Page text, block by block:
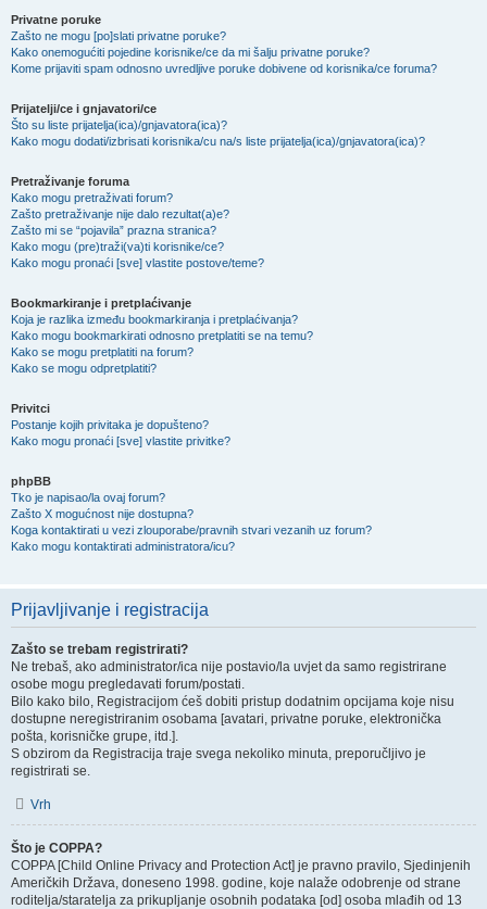
Privatne poruke
Zašto ne mogu [po]slati privatne poruke?
Kako onemogućiti pojedine korisnike/ce da mi šalju privatne poruke?
Kome prijaviti spam odnosno uvredljive poruke dobivene od korisnika/ce foruma?
Prijatelji/ce i gnjavatori/ce
Što su liste prijatelja(ica)/gnjavatora(ica)?
Kako mogu dodati/izbrisati korisnika/cu na/s liste prijatelja(ica)/gnjavatora(ica)?
Pretraživanje foruma
Kako mogu pretraživati forum?
Zašto pretraživanje nije dalo rezultat(a)e?
Zašto mi se “pojavila” prazna stranica?
Kako mogu (pre)traži(va)ti korisnike/ce?
Kako mogu pronaći [sve] vlastite postove/teme?
Bookmarkiranje i pretplaćivanje
Koja je razlika između bookmarkiranja i pretplaćivanja?
Kako mogu bookmarkirati odnosno pretplatiti se na temu?
Kako se mogu pretplatiti na forum?
Kako se mogu odpretplatiti?
Privitci
Postanje kojih privitaka je dopušteno?
Kako mogu pronaći [sve] vlastite privitke?
phpBB
Tko je napisao/la ovaj forum?
Zašto X mogućnost nije dostupna?
Koga kontaktirati u vezi zlouporabe/pravnih stvari vezanih uz forum?
Kako mogu kontaktirati administratora/icu?
Prijavljivanje i registracija
Zašto se trebam registrirati?
Ne trebaš, ako administrator/ica nije postavio/la uvjet da samo registrirane
osobe mogu pregledavati forum/postati.
Bilo kako bilo, Registracijom ćeš dobiti pristup dodatnim opcijama koje nisu
dostupne neregistriranim osobama [avatari, privatne poruke, elektronička
pošta, korisničke grupe, itd.].
S obzirom da Registracija traje svega nekoliko minuta, preporučljivo je
registrirati se.
Vrh
Što je COPPA?
COPPA [Child Online Privacy and Protection Act] je pravno pravilo, Sjedinjenih
Američkih Država, doneseno 1998. godine, koje nalaže odobrenje od strane
roditelja/staratelja za prikupljanje osobnih podataka [od] osoba mlađih od 13